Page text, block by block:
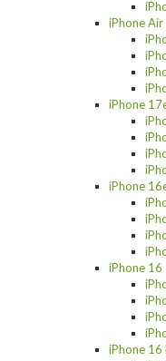
iPhone Air
iPhone
iPhone
iPhone 16
iPhone 16